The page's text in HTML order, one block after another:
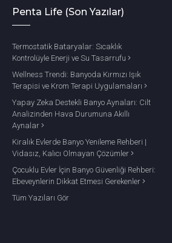
Penta Life (Son Yazılar)
Termostatik Bataryalar: Sıcaklık
Kontrolüyle Enerji ve Su Tasarrufu
Wellness Trendi: Banyoda Kırmızı Işık
Terapisi ve Krom Terapi Uygulamaları
Yapay Zeka Destekli Banyo Aynaları: Cilt
Analizinden Hava Durumuna Akıllı
Aynalar
Kiralık Evlerde Banyo Yenileme Rehberi |
Vidasız, Kalıcı Olmayan Çözümler
Çocuklu Evler İçin Banyo Güvenliği Rehberi:
Ebeveynlerin Dikkat Etmesi Gerekenler
Tüm Yazıları Gör